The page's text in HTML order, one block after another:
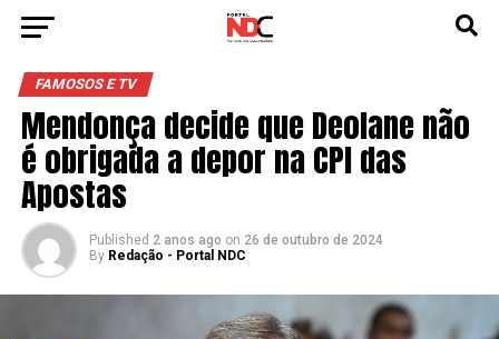
FAMOSOS E TV
Mendonça decide que Deolane não
é obrigada a depor na CPI das
Apostas
Published 2 anos ago on 26 de outubro de 2024
By Redação - Portal NDC